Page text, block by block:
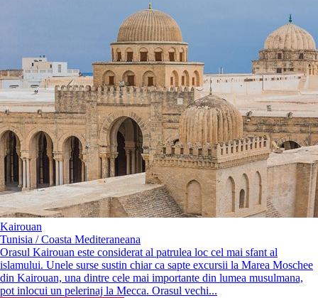
Kairouan
Tunisia / Coasta Mediteraneana
Orasul Kairouan este considerat al patrulea loc cel mai sfant al
islamului. Unele surse sustin chiar ca sapte excursii la Marea Moschee
din Kairouan, una dintre cele mai importante din lumea musulmana,
pot inlocui un pelerinaj la Mecca. Orasul vechi...